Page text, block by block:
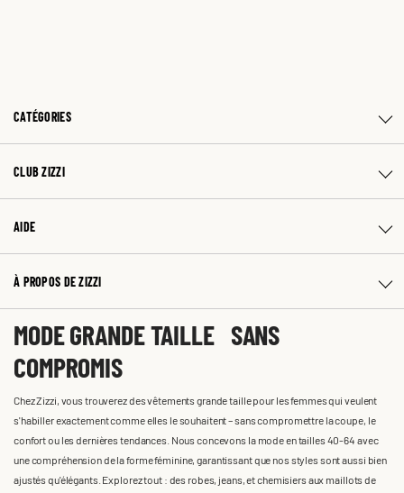
CATÉGORIES
CLUB ZIZZI
AIDE
À PROPOS DE ZIZZI
MODE GRANDE TAILLE SANS
COMPROMIS
Chez Zizzi, vous trouverez des vêtements grande taille pour les femmes qui veulent
s'habiller exactement comme elles le souhaitent – sans compromettre la coupe, le
confort ou les dernières tendances. Nous concevons la mode en tailles 40-64 avec
une compréhension de la forme féminine, garantissant que nos styles sont aussi bien
ajustés qu'élégants. Explorez tout : des robes, jeans, et chemisiers aux maillots de